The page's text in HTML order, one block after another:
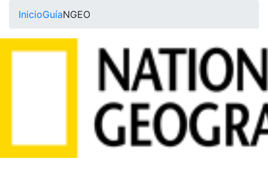
InicioGuíaNGEO